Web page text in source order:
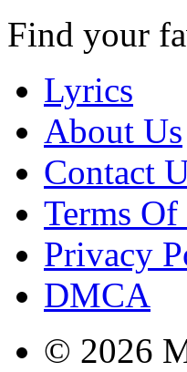
Find your
Lyrics
About Us
Contact
Terms Of
Privacy
DMCA
© 2026